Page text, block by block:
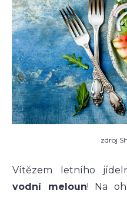
zdroj
Vítězem letního
vodní meloun! Na